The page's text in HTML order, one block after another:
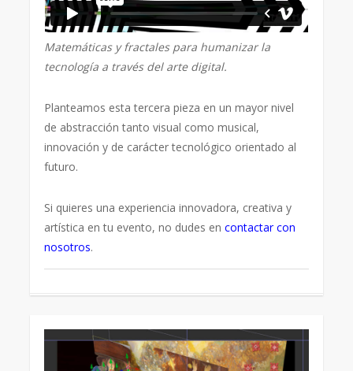
Matemáticas y fractales para humanizar la
tecnología a través del arte digital.
Planteamos esta tercera pieza en un mayor nivel
de abstracción tanto visual como musical,
innovación y de carácter tecnológico orientado al
futuro.
Si quieres una experiencia innovadora, creativa y
artística en tu evento, no dudes encontactar con
nosotros.
3